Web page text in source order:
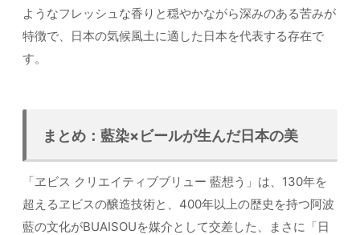
ようなフレッシュな香りと穏やかながら深みのある苦みが
特徴で、日本の気候風土に適した日本を代表する存在で
す。
まとめ：藍染×ビールが生んだ日本の美
「ヱビス クリエイティブブリュー 藍想う」は、130年を
超えるヱビスの醸造技術と、400年以上の歴史を持つ阿波
藍の文化がBUAISOUを媒介として交差した、まさに「日